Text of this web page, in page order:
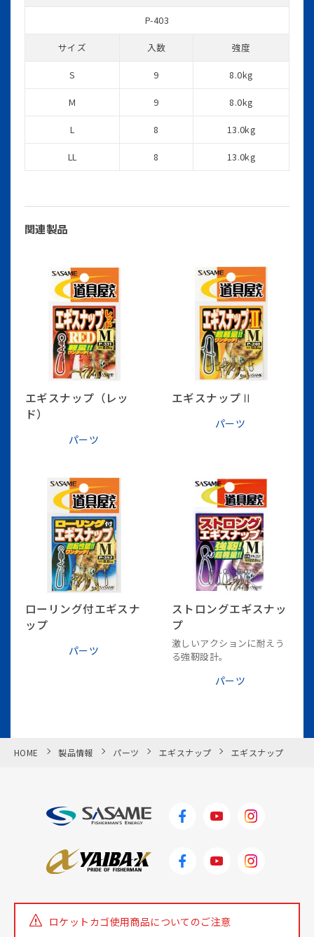
P-403
サイズ 入数 強度
S 9 8.0kg
M 9 8.0kg
L 8 13.0kg
LL 8 13.0kg
関連製品
エギスナップ（レッ
ド）
パーツ
エギスナップⅡ
パーツ
ローリング付エギスナ
ップ
パーツ
ストロングエギスナッ
プ
激しいアクションに耐えう
る強靭設計。
パーツ
HOME 製品情報 パーツ エギスナップ エギスナップ
ロケットカゴ使用商品についてのご注意